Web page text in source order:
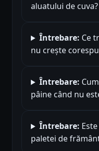
aluatului de cuva?
Întrebare: Ce
nu crește
Întrebare:
pâine când nu
Întrebare:
paletei de